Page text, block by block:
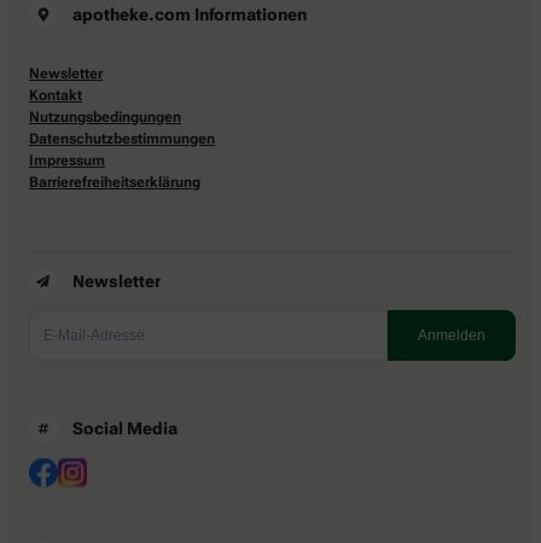
apotheke.com Informationen
Newsletter
Kontakt
Nutzungsbedingungen
Datenschutzbestimmungen
Impressum
Barrierefreiheitserklärung
Newsletter
Social Media